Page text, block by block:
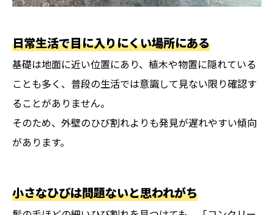
日常生活で目に入りにくい場所にある
基礎は地面に近い位置にあり、植木や物置に隠れている
ことも多く、普段の生活では意識して見ない限り確認す
ることがありません。
そのため、外壁のひび割れよりも発見が遅れやすい傾向
があります。
小さなひびは問題ないと思われがち